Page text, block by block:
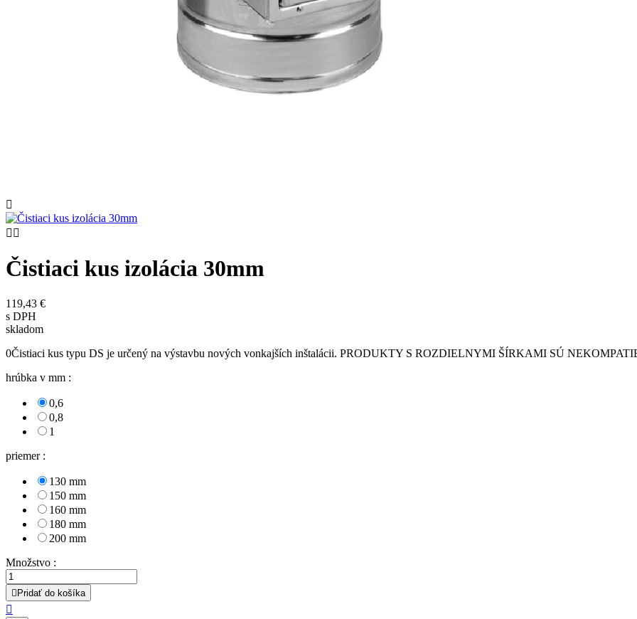

 
Čistiaci kus izolácia 30mm
119,43 €
s DPH
skladom
0Čistiaci kus typu DS je určený na výstavbu nových vonkajších inštalácii. PRODUKTY S ROZDIELNYMI ŠÍRKAMI SÚ
hrúbka v mm :
0,6
0,8
1
priemer :
130 mm
150 mm
160 mm
180 mm
200 mm
Množstvo :
Pridať do košíka
